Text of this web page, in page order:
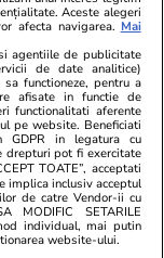
Interviu
09 iul.
09 iul.
Aceste alegeri
afecta navigarea. Mai
agentiile de publicitate
de date analitice)
functioneze, pentru a
afisate in functie de
functionalitati aferente
pe website. Beneficiati
in legatura cu
drepturi pot fi exercitate
TOATE”, acceptati
implica inclusiv acceptul
de catre Vendor-ii cu
MODIFIC SETARILE
individual, mai putin
website-ului.